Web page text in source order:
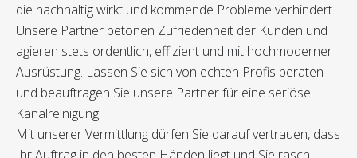
die nachhaltig wirkt und kommende Probleme verhindert.
Unsere Partner betonen Zufriedenheit der Kunden und
agieren stets ordentlich, effizient und mit hochmoderner
Ausrüstung. Lassen Sie sich von echten Profis beraten
und beauftragen Sie unsere Partner für eine seriöse
Kanalreinigung.
Mit unserer Vermittlung dürfen Sie darauf vertrauen, dass